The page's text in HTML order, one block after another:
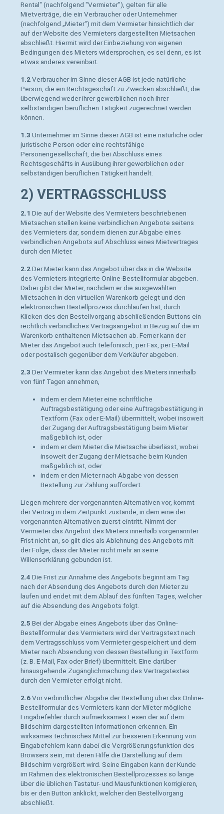
Rental" (nachfolgend "Vermieter"), gelten für alle
Mietverträge, die ein Verbraucher oder Unternehmer
(nachfolgend „Mieter“) mit dem Vermieter hinsichtlich der
auf der Website des Vermieters dargestellten Mietsachen
abschließt. Hiermit wird der Einbeziehung von eigenen
Bedingungen des Mieters widersprochen, es sei denn, es ist
etwas anderes vereinbart.
1.2Verbraucher im Sinne dieser AGB ist jede natürliche
Person, die ein Rechtsgeschäft zu Zwecken abschließt, die
überwiegend weder ihrer gewerblichen noch ihrer
selbständigen beruflichen Tätigkeit zugerechnet werden
können.
1.3 Unternehmer im Sinne dieser AGB ist eine natürliche oder
juristische Person oder eine rechtsfähige
Personengesellschaft, die bei Abschluss eines
Rechtsgeschäfts in Ausübung ihrer gewerblichen oder
selbständigen beruflichen Tätigkeit handelt.
2) VERTRAGSSCHLUSS
2.1 Die auf der Website des Vermieters beschriebenen
Mietsachen stellen keine verbindlichen Angebote seitens
des Vermieters dar, sondern dienen zur Abgabe eines
verbindlichen Angebots auf Abschluss eines Mietvertrages
durch den Mieter.
2.2Der Mieter kann das Angebot über das in die Website
des Vermieters integrierte Online-Bestellformular abgeben.
Dabei gibt der Mieter, nachdem er die ausgewählten
Mietsachen in den virtuellen Warenkorb gelegt und den
elektronischen Bestellprozess durchlaufen hat, durch
Klicken des den Bestellvorgang abschließenden Buttons ein
rechtlich verbindliches Vertragsangebot in Bezug auf die im
Warenkorb enthaltenen Mietsachen ab. Ferner kann der
Mieter das Angebot auch telefonisch, per Fax, per E-Mail
oder postalisch gegenüber dem Verkäufer abgeben.
2.3 Der Vermieter kann das Angebot des Mieters innerhalb
von fünf Tagen annehmen,
indem er dem Mieter eine schriftliche
Auftragsbestätigung oder eine Auftragsbestätigung in
Textform (Fax oder E-Mail) übermittelt, wobei insoweit
der Zugang der Auftragsbestätigung beim Mieter
maßgeblich ist, oder
indem er dem Mieter die Mietsache überlässt, wobei
insoweit der Zugang der Mietsache beim Kunden
maßgeblich ist, oder
indem er den Mieter nach Abgabe von dessen
Bestellung zur Zahlung auffordert.
Liegen mehrere der vorgenannten Alternativen vor, kommt
der Vertrag in dem Zeitpunkt zustande, in dem eine der
vorgenannten Alternativen zuerst eintritt. Nimmt der
Vermieter das Angebot des Mieters innerhalb vorgenannter
Frist nicht an, so gilt dies als Ablehnung des Angebots mit
der Folge, dass der Mieter nicht mehr an seine
Willenserklärung gebunden ist.
2.4 Die Frist zur Annahme des Angebots beginnt am Tag
nach der Absendung des Angebots durch den Mieter zu
laufen und endet mit dem Ablauf des fünften Tages, welcher
auf die Absendung des Angebots folgt.
2.5 Bei der Abgabe eines Angebots über das Online-
Bestellformular des Vermieters wird der Vertragstext nach
dem Vertragsschluss vom Vermieter gespeichert und dem
Mieter nach Absendung von dessen Bestellung in Textform
(z. B. E-Mail, Fax oder Brief) übermittelt. Eine darüber
hinausgehende Zugänglichmachung des Vertragstextes
durch den Vermieter erfolgt nicht.
2.6Vor verbindlicher Abgabe der Bestellung über das Online-
Bestellformular des Vermieters kann der Mieter mögliche
Eingabefehler durch aufmerksames Lesen der auf dem
Bildschirm dargestellten Informationen erkennen. Ein
wirksames technisches Mittel zur besseren Erkennung von
Eingabefehlern kann dabei die Vergrößerungsfunktion des
Browsers sein, mit deren Hilfe die Darstellung auf dem
Bildschirm vergrößert wird. Seine Eingaben kann der Kunde
im Rahmen des elektronischen Bestellprozesses so lange
über die üblichen Tastatur- und Mausfunktionen korrigieren,
bis er den Button anklickt, welcher den Bestellvorgang
abschließt.